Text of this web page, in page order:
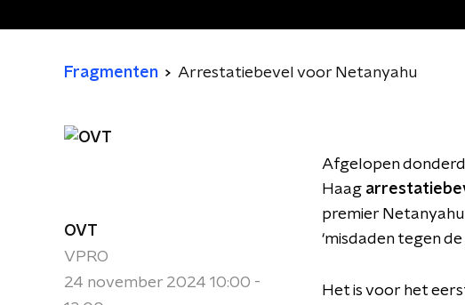
Fragmenten Arrestatiebevel voor Netanyahu
OVT
VPRO
24 november 2024 10:00 -
Afgelopen
Haag
premier
‘misdaden tegen
Het is voor het